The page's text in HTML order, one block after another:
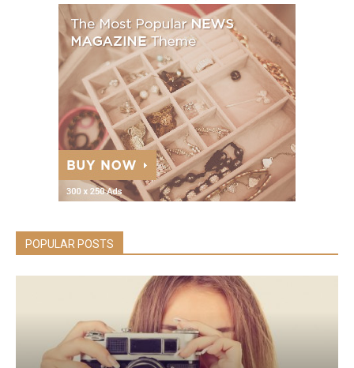
POPULAR POSTS